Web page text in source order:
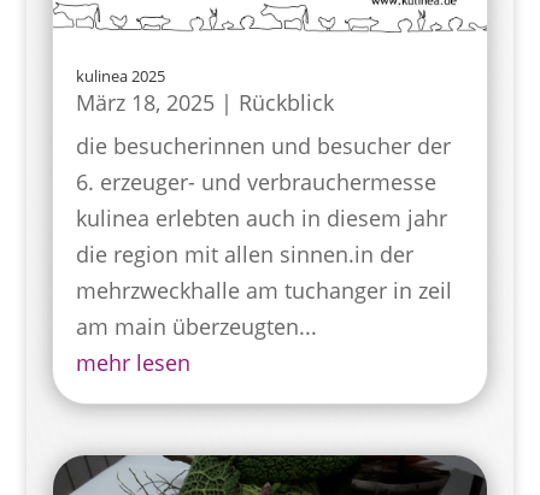
kulinea 2025
März 18, 2025| Rückblick
die besucherinnen und besucher der
6. erzeuger- und verbrauchermesse
kulinea erlebten auch in diesem jahr
die region mit allen sinnen.in der
mehrzweckhalle am tuchanger in zeil
am main überzeugten...
mehr lesen